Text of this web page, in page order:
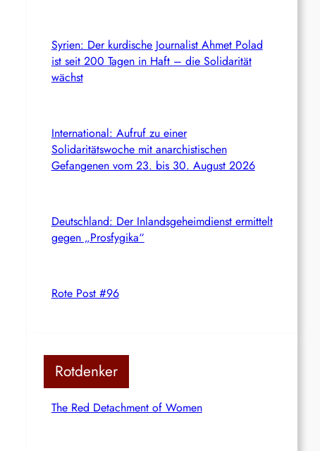
Syrien: Der kurdische Journalist Ahmet Polad
ist seit 200 Tagen in Haft – die Solidarität
wächst
International: Aufruf zu einer
Solidaritätswoche mit anarchistischen
Gefangenen vom 23. bis 30. August 2026
Deutschland: Der Inlandsgeheimdienst ermittelt
gegen „Prosfygika“
Rote Post #96
Rotdenker
The Red Detachment of Women